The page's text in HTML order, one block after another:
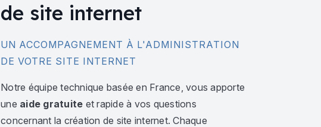
de site internet
UN ACCOMPAGNEMENT À L'ADMINISTRATION
DE VOTRE SITE INTERNET
Notre équipe technique basée en France, vous apporte
une aide gratuite et rapide à vos questions
concernant la création de site internet. Chaque